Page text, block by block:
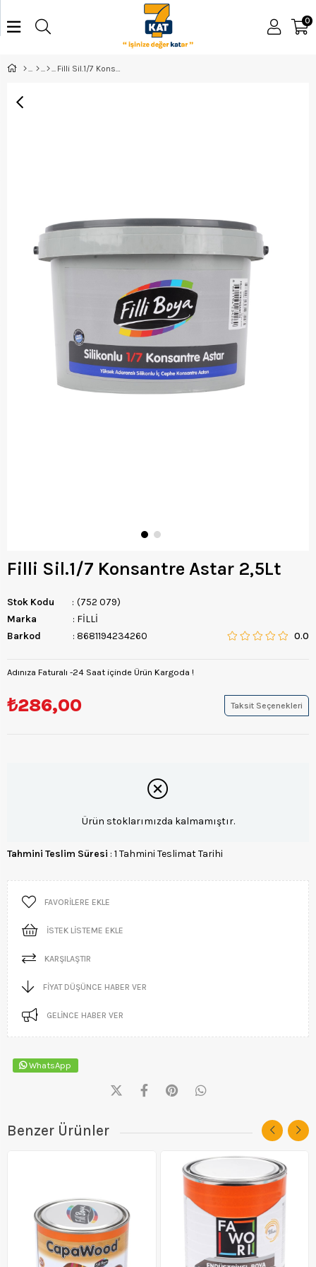
0
Filli Sil.1/7 Konsantre Astar 2,5Lt
Stok Kodu
(752 079)
Marka
: FİLLİ
Barkod
: 8681194234260 0.0
Adınıza Faturalı -24 Saat içinde Ürün Kargoda !
₺286,00 Taksit Seçenekleri
Ürün stoklarımızda kalmamıştır.
Tahmini Teslim Süresi : 1 Tahmini Teslimat Tarihi
FAVORILERE EKLE
İSTEK LISTEME EKLE
KARŞILAŞTIR
FIYAT DÜŞÜNCE HABER VER
GELINCE HABER VER
WhatsApp
Benzer Ürünler